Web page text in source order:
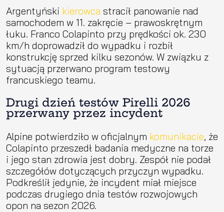
Argentyński kierowca stracił panowanie nad
samochodem w 11. zakręcie – prawoskrętnym
łuku. Franco Colapinto przy prędkości ok. 230
km/h doprowadził do wypadku i rozbił
konstrukcję sprzed kilku sezonów. W związku z
sytuacją przerwano program testowy
francuskiego teamu.
Drugi dzień testów Pirelli 2026
przerwany przez incydent
Alpine potwierdziło w oficjalnym komunikacie, że
Colapinto przeszedł badania medyczne na torze
i jego stan zdrowia jest dobry. Zespół nie podał
szczegółów dotyczących przyczyn wypadku.
Podkreślił jedynie, że incydent miał miejsce
podczas drugiego dnia testów rozwojowych
opon na sezon 2026.